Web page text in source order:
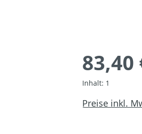
83,40
Inhalt: 1
Preise inkl.